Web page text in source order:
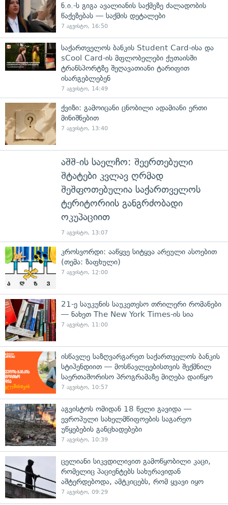
ნ.ი.-ს გიგა ავალიანის საქმეზე ძალადობის
წაქეზებას — საქმის დეტალები
7 აგვისტო, 16:50
საქართველოს ბანკის Student Card-ისა და
sCool Card-ის მფლობელები ქუთაისში
ტრანსპორტზე შეღავათიანი ტარიფით
ისარგებლებენ
7 აგვისტო, 14:49
ქვიზი: გამოიცანი ცნობილი ადამიანი ერთი
მინიშნებით
7 აგვისტო, 13:40
აშშ-ის საელჩო: შეერთებული
შტატები კვლავ ღრმად
შეშფოთებულია საქართველოს
ტერიტორიის განგრძობადი
ოკუპაციით
7 აგვისტო, 13:07
კროსვორდი: ააწყვე სიტყვა არეული ასოებით
(თემა: ზაფხული)
7 აგვისტო, 12:00
21-ე საუკუნის საუკეთესო თრილერი რომანები
— ნახეთ The New York Times-ის სია
7 აგვისტო, 11:00
ისწავლე საზღვარგარეთ საქართველოს ბანკის
სტიპენდიით — მოსწავლეებისთვის შექმნილ
საერთაშორისო პროგრამაზე მიღება დაიწყო
7 აგვისტო, 10:57
აგვისტოს ომიდან 18 წელი გავიდა —
ევროპული სახელმწიფოების საგარეო
უწყებების განცხადებები
7 აგვისტო, 10:39
ცელიანი სიკვდილივით გამოწყობილი კაცი,
რომელიც პაციენტებს სახურავიდან
აშტერდებოდა, ამტკიცებს, რომ ყვავი იყო
7 აგვისტო, 09:29